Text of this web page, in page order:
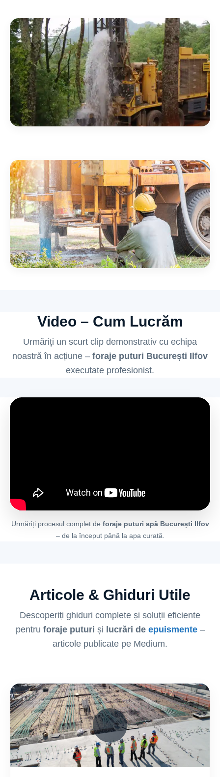
Video – Cum Lucrăm
Urmăriți un scurt clip demonstrativ cu echipa
noastră în acțiune – foraje puturi București Ilfov
executate profesionist.
Urmăriți procesul complet de foraje puturi apă București Ilfov
– de la început până la apa curată.
Articole & Ghiduri Utile
Descoperiți ghiduri complete și soluții eficiente
pentru foraje puturi și lucrări de epuismente–
articole publicate pe Medium.